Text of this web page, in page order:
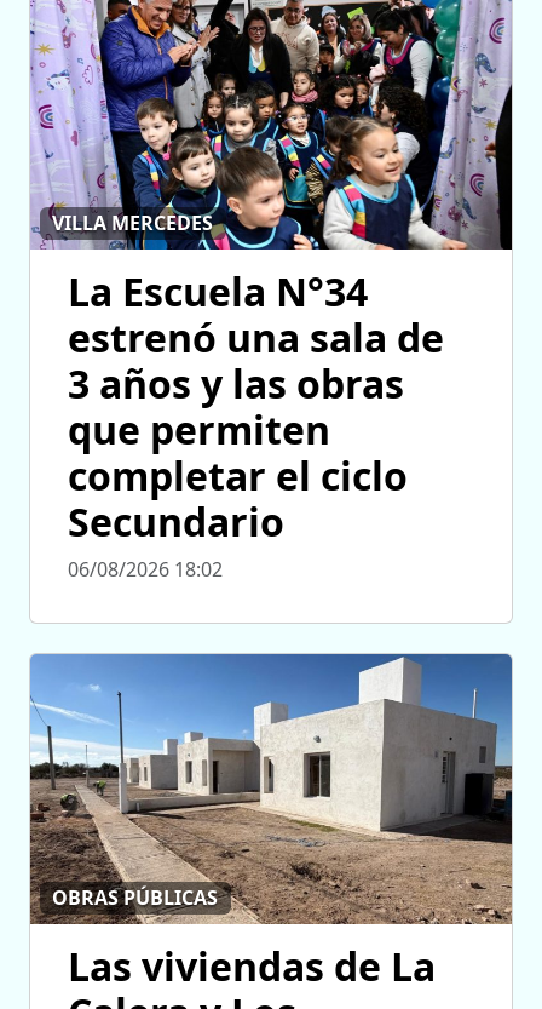
VILLA MERCEDES
La Escuela N°34
estrenó una sala de
3 años y las obras
que permiten
completar el ciclo
Secundario
06/08/2026 18:02
OBRAS PÚBLICAS
Las viviendas de La